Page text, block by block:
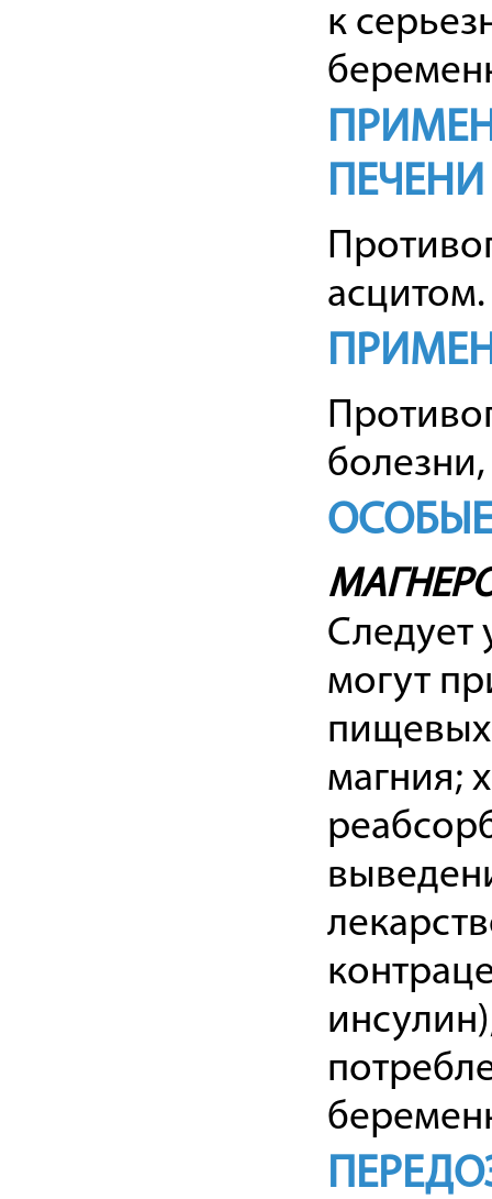
к
ПЕЧЕНИ
асцитом.
Следует
могут
магния;